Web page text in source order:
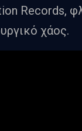
Records,
χάος.